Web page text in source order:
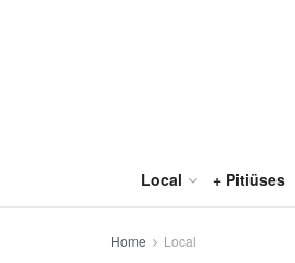
Local + Pitiüses
Home Local